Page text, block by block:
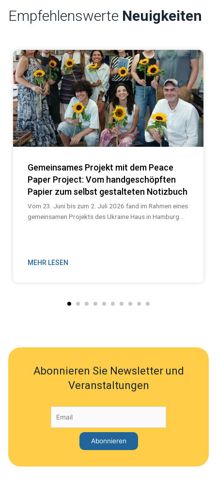
Empfehlenswerte Neuigkeiten
Gemeinsames Projekt mit dem Peace
Paper Project: Vom handgeschöpften
Papier zum selbst gestalteten Notizbuch
Vom 23. Juni bis zum 2. Juli 2026 fand im Rahmen eines
gemeinsamen Projekts des Ukraine Haus in Hamburg...
MEHR LESEN
Abonnieren Sie Newsletter und
Veranstaltungen